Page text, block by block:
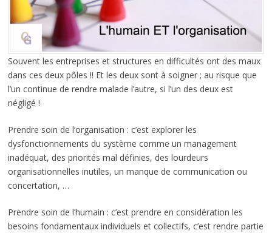
Souvent les entreprises et structures en difficultés ont des maux
dans ces deux pôles !! Et les deux sont à soigner ; au risque que
l’un continue de rendre malade l’autre, si l’un des deux est
négligé !
Prendre soin de l’organisation : c’est explorer les
dysfonctionnements du système comme un management
inadéquat, des priorités mal définies, des lourdeurs
organisationnelles inutiles, un manque de communication ou
concertation, …
Prendre soin de l’humain : c’est prendre en considération les
besoins fondamentaux individuels et collectifs, c’est rendre partie